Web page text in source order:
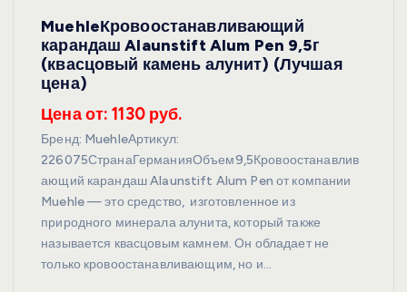
MuehleКровоостанавливающий
карандаш Alaunstift Alum Pen 9,5г
(квасцовый камень алунит) (Лучшая
цена)
Цена от: 1130 руб.
Бренд: MuehleАртикул:
226075СтранаГерманияОбъем9,5Кровоостанавлив
ающий карандаш Alaunstift Alum Pen от компании
Muehle — это средство, изготовленное из
природного минерала алунита, который также
называется квасцовым камнем. Он обладает не
только кровоостанавливающим, но и…